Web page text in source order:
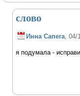
слово
Инна Сапега, 04/
я подумала -